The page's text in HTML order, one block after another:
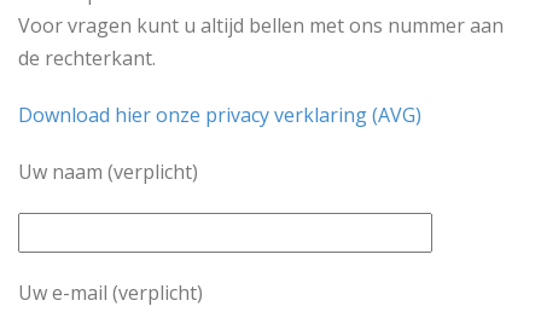
Voor vragen kunt u altijd bellen met ons nummer aan
de rechterkant.
Download hier onze privacy verklaring (AVG)
Uw naam (verplicht)
Uw e-mail (verplicht)